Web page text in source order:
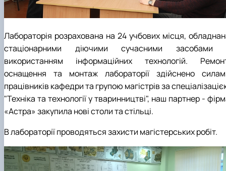
Лабораторія розрахована на 24 учбових місця,
стаціонарними діючими сучасними засобами
використанням інформаційних технологій.
оснащення та монтаж лабораторії здійснено
працівників кафедри та групою магістрів за
"Техніка та технології у тваринництві", наш партнер -
«Астра» закупила нові столи та стільці.
В лабораторії проводяться захисти магістерських робіт.